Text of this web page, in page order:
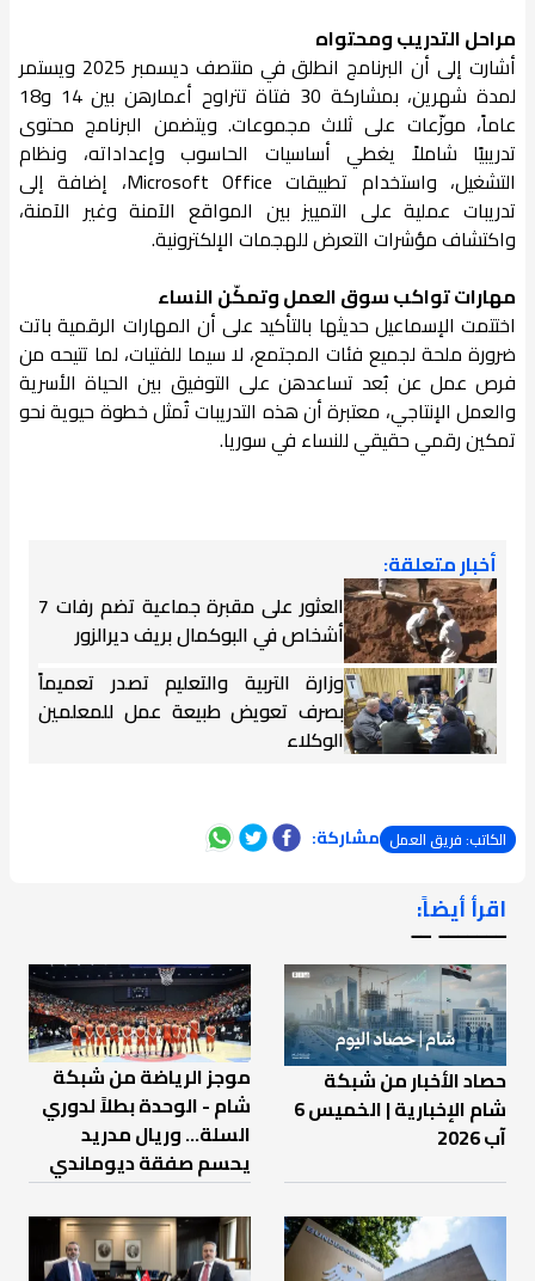
مراحل التدريب ومحتواه
أشارت إلى أن البرنامج انطلق في منتصف ديسمبر 2025 ويستمر
لمدة شهرين، بمشاركة 30 فتاة تتراوح أعمارهن بين 14 و18
عاماً، موزّعات على ثلاث مجموعات. ويتضمن البرنامج محتوى
تدريبيًا شاملاً يغطي أساسيات الحاسوب وإعداداته، ونظام
التشغيل، واستخدام تطبيقات Microsoft Office، إضافة إلى
تدريبات عملية على التمييز بين المواقع الآمنة وغير الآمنة،
واكتشاف مؤشرات التعرض للهجمات الإلكترونية.
مهارات تواكب سوق العمل وتمكّن النساء
اختتمت الإسماعيل حديثها بالتأكيد على أن المهارات الرقمية باتت
ضرورة ملحة لجميع فئات المجتمع، لا سيما للفتيات، لما تتيحه من
فرص عمل عن بُعد تساعدهن على التوفيق بين الحياة الأسرية
والعمل الإنتاجي، معتبرة أن هذه التدريبات تُمثل خطوة حيوية نحو
تمكين رقمي حقيقي للنساء في سوريا.
أخبار متعلقة:
العثور على مقبرة جماعية تضم رفات 7
أشخاص في البوكمال بريف ديرالزور
وزارة التربية والتعليم تصدر تعميماً
بصرف تعويض طبيعة عمل للمعلمين
الوكلاء
الكاتب: فريق العمل مشاركة:
اقرأ أيضاً:
ـــــــ ــ
حصاد الأخبار من شبكة
شام الإخبارية | الخميس 6
آب 2026
موجز الرياضة من شبكة
شام - الوحدة بطلاً لدوري
السلة... وريال مدريد
يحسم صفقة ديوماندي